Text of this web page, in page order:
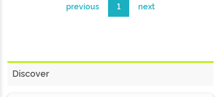
previous 1 next
Discover